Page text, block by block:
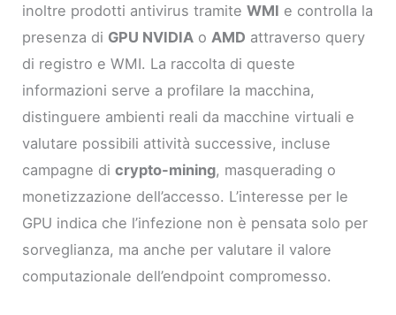
inoltre prodotti antivirus tramiteWMI e controlla la
presenza di GPU NVIDIA o AMD attraverso query
di registro e WMI. La raccolta di queste
informazioni serve a profilare la macchina,
distinguere ambienti reali da macchine virtuali e
valutare possibili attività successive, incluse
campagne dicrypto-mining, masquerading o
monetizzazione dell’accesso. L’interesse per le
GPU indica che l’infezione non è pensata solo per
sorveglianza, ma anche per valutare il valore
computazionale dell’endpoint compromesso.